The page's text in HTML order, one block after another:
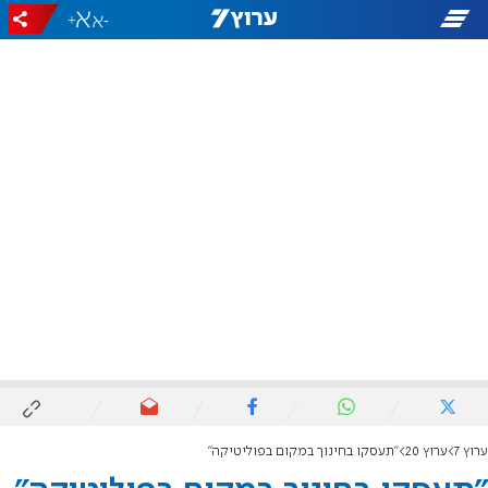
-
+
ערוץ 7 ערוץ 20 "תעסקו בחינוך במקום בפוליטיקה"